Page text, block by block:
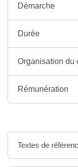
Démarche
Durée
Organisation du
Rémunération
Textes de